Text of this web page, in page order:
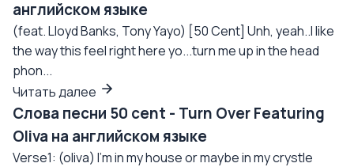
английском языке
(feat. Lloyd Banks, Tony Yayo) [50 Cent] Unh, yeah..I like
the way this feel right here yo...turn me up in the head
phon...
Читать далее
Слова песни 50 cent - Turn Over Featuring
Oliva на английском языке
Verse1: (oliva) I'm in my house or maybe in my crystle